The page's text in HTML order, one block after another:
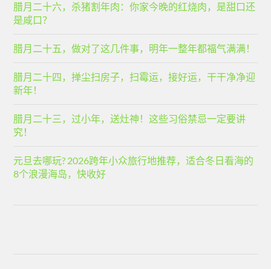
腊月二十六，杀猪割年肉：你家今晚的红烧肉，是甜口还
是咸口？
腊月二十五，做对了这几件事，明年一整年都福气满满！
腊月二十四，掸尘扫房子，扫霉运，接好运，干干净净迎
新年！
腊月二十三，过小年，送灶神！这些习俗禁忌一定要讲
究！
元旦去哪玩? 2026跨年小众旅行地推荐，适合冬日看海的
8个浪漫海岛，快收好